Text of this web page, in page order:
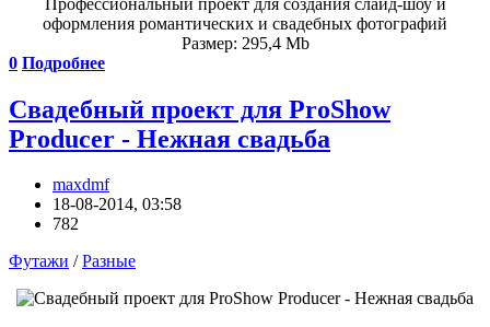
оформления романтических и свадебных фотографий
Размер: 295,4 Mb
0 Подробнее
Свадебный проект для ProShow
Producer - Нежная свадьба
maxdmf
18-08-2014, 03:58
782
Футажи /Разные